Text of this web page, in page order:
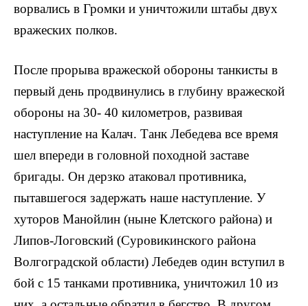
ворвались в Громки и уничтожили штабы двух
вражеских полков.
После прорыва вражеской обороны танкисты в
пер­вый день продвинулись в глубину вражеской
обороны на 30- 40 километров, развивая
наступление на Калач. Танк Лебедева все время
шел впереди в головной походной заставе
бригады. Он дерзко атаковал противника,
пытавшегося задержать наше наступление. У
хуторов Манойлин (ныне Клетского района) и
Липов-Логовский (Суровикинского района
Волгоградской области) Лебе­дев один вступил в
бой с 15 танками противника, уничто­жил 10 из